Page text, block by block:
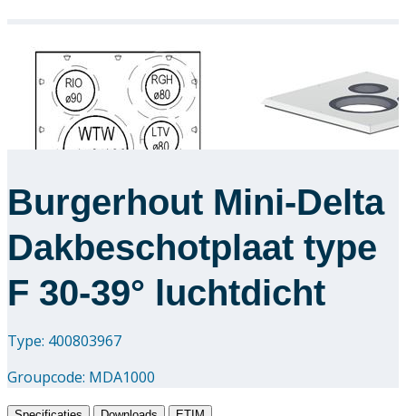
Burgerhout Mini-Delta
Dakbeschotplaat type
F 30-39° luchtdicht
Type: 400803967
Groupcode: MDA1000